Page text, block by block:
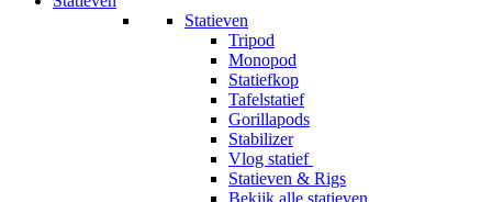
Statieven
Tripod
Monopod
Statiefkop
Tafelstatief
Gorillapods
Stabilizer
Vlog statief
Statieven & Rigs
Bekijk alle statieven